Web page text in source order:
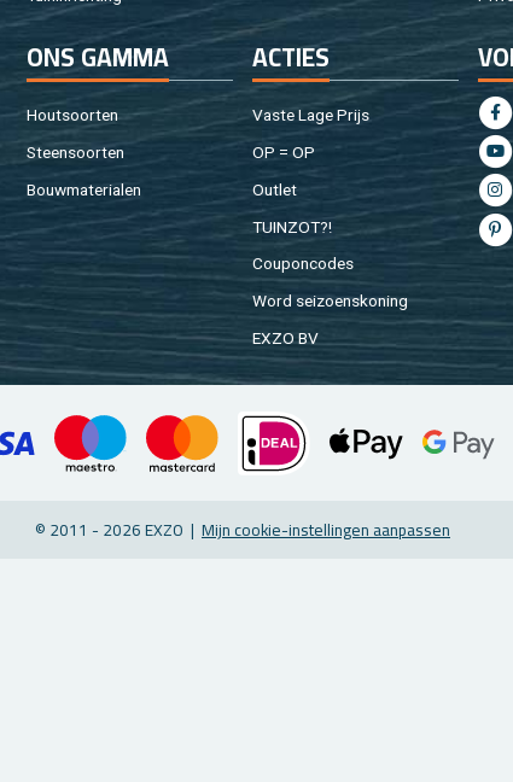
ONS GAMMA
Hout­soor­ten
Steen­soor­ten
Bouw­ma­te­ri­a­len
AC­TIES
Vaste Lage Prijs
OP = OP
Out­let
TUIN­ZOT?!
Cou­pon­co­des
Word sei­zoens­ko­ning
EXZO BV
© 2011 - 2026 EXZO | Mijn coo­kie-in­stel­lin­gen aan­pas­sen